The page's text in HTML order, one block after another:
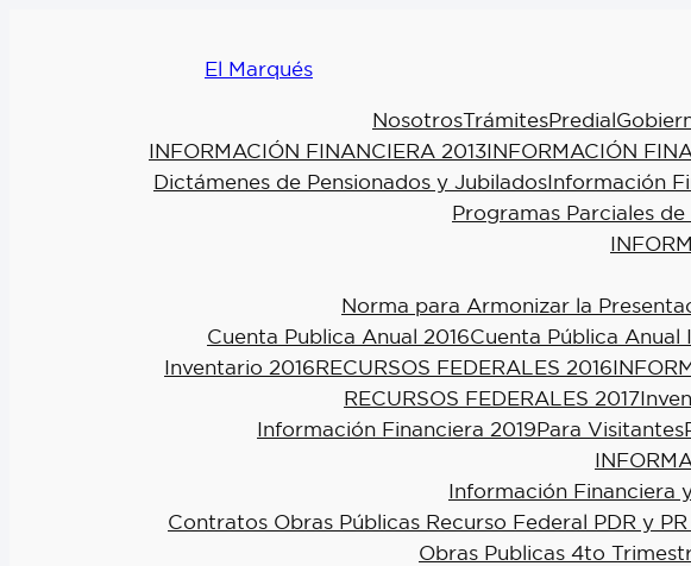
El Marqués
NosotrosTrámitesPredial
INFORMACIÓN FINANCIERA 2013INFORMACIÓN
Dictámenes de Pensionados y JubiladosInformación
Programas Parciales
Norma para Armonizar la
Cuenta Publica Anual 2016Cuenta Pública
Inventario 2016RECURSOS FEDERALES 2016
RECURSOS FEDERALES 2017
Información Financiera 2019Para Visitantes
Información Financiera
Contratos Obras Públicas Recurso Federal PDR y PR
Obras Publicas 4to